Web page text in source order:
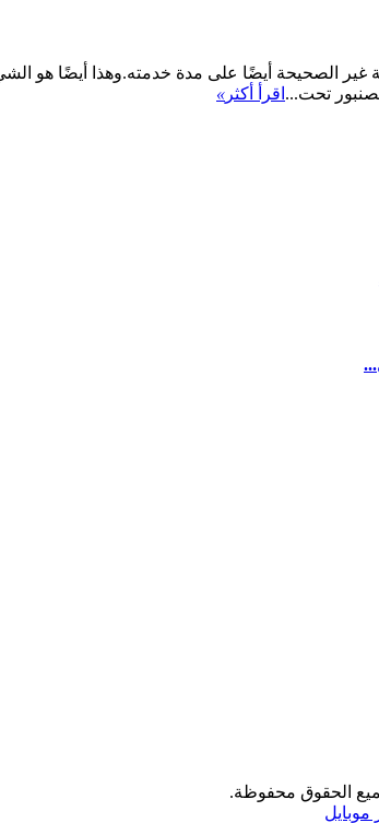
غير الصحيحة أيضًا على مدة خدمته.وهذا أيضًا هو
تحت... اقرأ أكثر »
موبايل